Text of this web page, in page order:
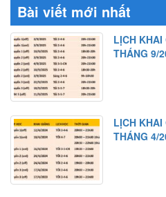
Bài viết mới nhất
LỊCH KHAI
THÁNG 9/
LỊCH KHAI
THÁNG 4/